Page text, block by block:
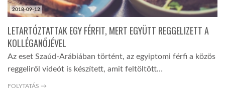
GLOBOTV BP
2018-09-12
LETARTÓZTATTAK EGY FÉRFIT, MERT EGYÜTT REGGELIZETT A
KOLLÉGANŐJÉVEL
Az eset Szaúd-Arábiában történt, az egyiptomi férfi a közös
reggeliről videót is készített, amit feltöltött…
FOLYTATÁS →